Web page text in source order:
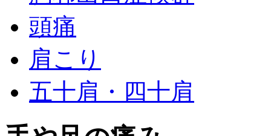
頭痛
肩こり
五十肩・四十肩